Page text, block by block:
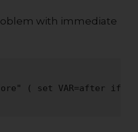
with immediate
( set VAR=after if